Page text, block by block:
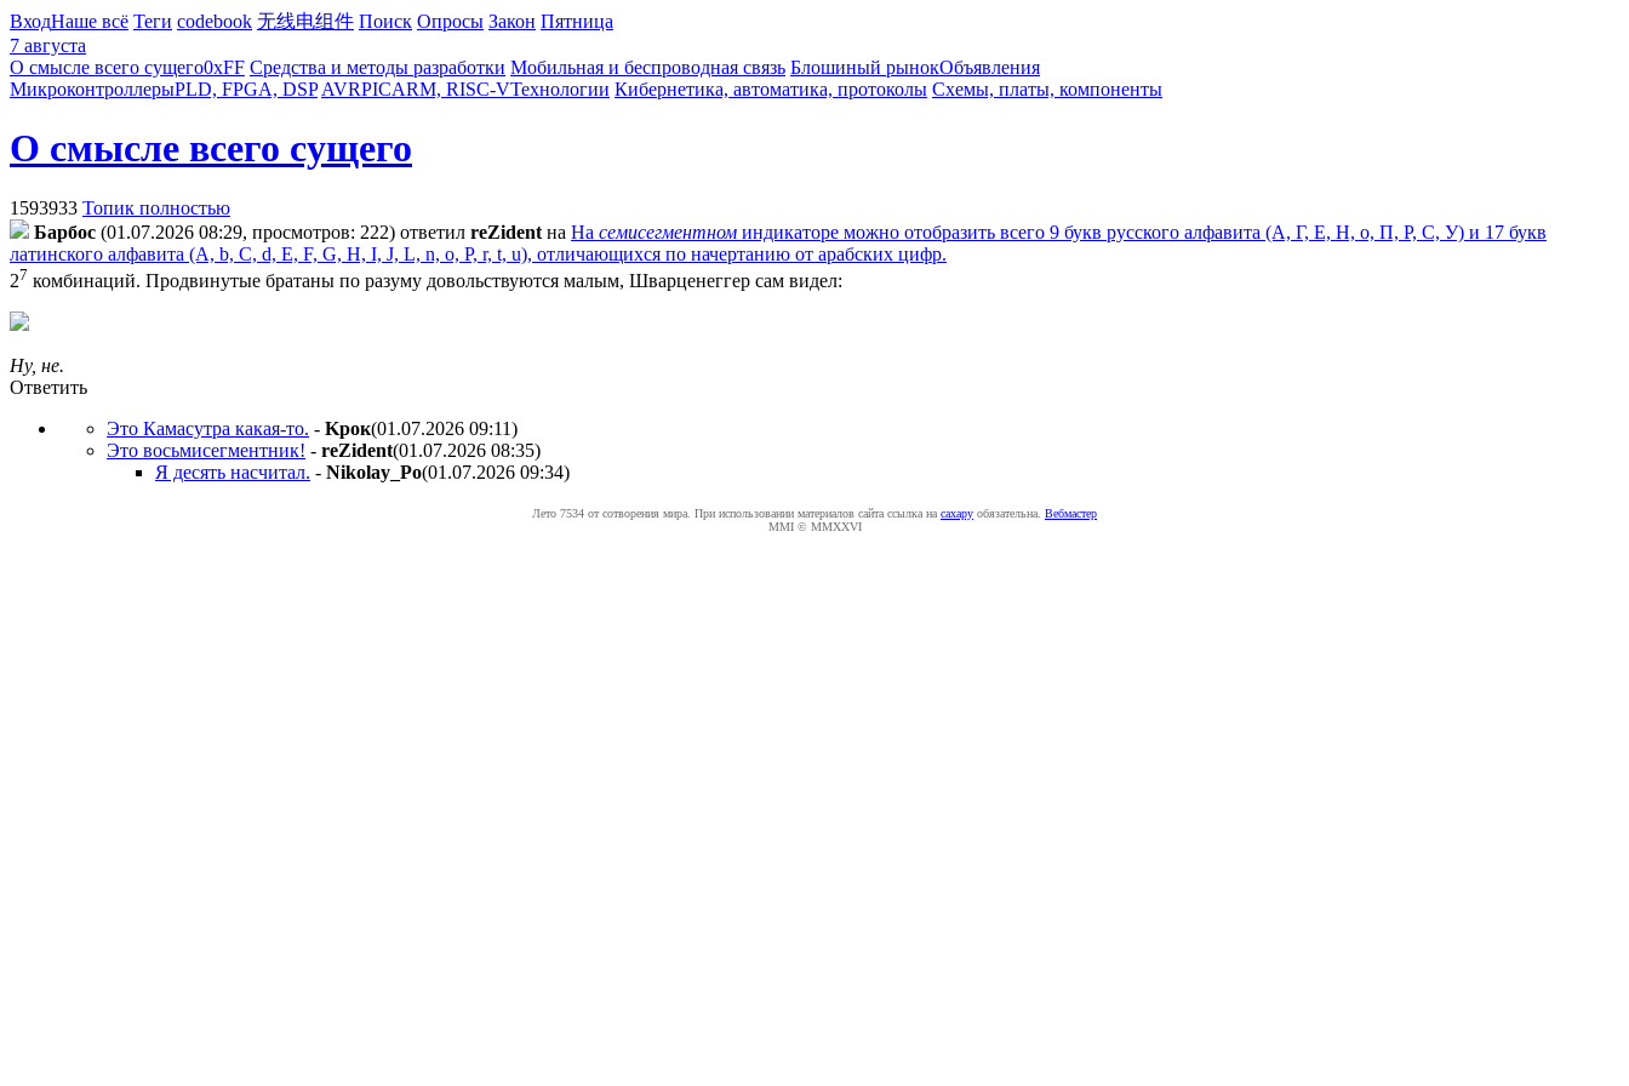
ВходНаше всё Теги codebook 无线电组件 Поиск Опросы Закон Пятница
7 августа
О смысле всего сущего0xFF Средства и методы разработки Мобильная и беспроводная связь Блошиный рынокОбъявления
МикроконтроллерыPLD, FPGA, DSP AVRPICARM, RISC-VТехнологии Кибернетика, автоматика, протоколы Схемы, платы, компоненты
О смысле всего сущего
1593933 Топик полностью
Бapбoc (01.07.2026 08:29, просмотров: 222) ответил reZident на На семисегментном индикаторе можно отобразить всего 9 букв русского алфавита (А, Г, Е, Н, о, П, Р, С, У) и 17 букв
латинского алфавита (A, b, C, d, E, F, G, H, I, J, L, n, o, P, r, t, u), отличающихся по начертанию от арабских цифр.
27 комбинаций. Продвинутые братаны по разуму довольствуются малым, Шварценеггер сам видел:
Ну, не.
Ответить
Это Камасутра какая-то. - Kpoк(01.07.2026 09:11)
Это восьмисегментник! - reZident(01.07.2026 08:35)
Я десять насчитал. - Nikolay_Po(01.07.2026 09:34)
Лето 7534 от сотворения мира. При использовании материалов сайта ссылка на caxapу обязательна. Вебмастер
MMI © MMXXVI